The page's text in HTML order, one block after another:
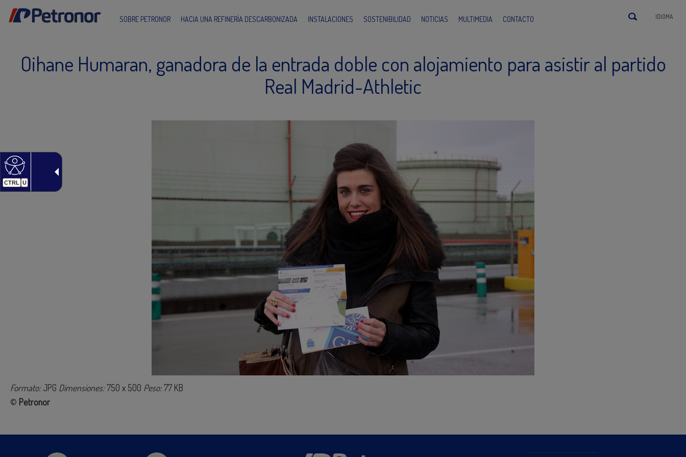
CTRL U
SOBRE PETRONOR HACIA UNA REFINERÍA DESCARBONIZADA INSTALACIONES SOSTENIBILIDAD NOTICIAS MULTIMEDIA CONTACTO IDIOMA
Oihane Humaran, ganadora de la entrada doble con alojamiento para asistir al partido
Real Madrid-Athletic
Formato: JPG Dimensiones: 750 x 500 Peso: 77 KB
© Petronor